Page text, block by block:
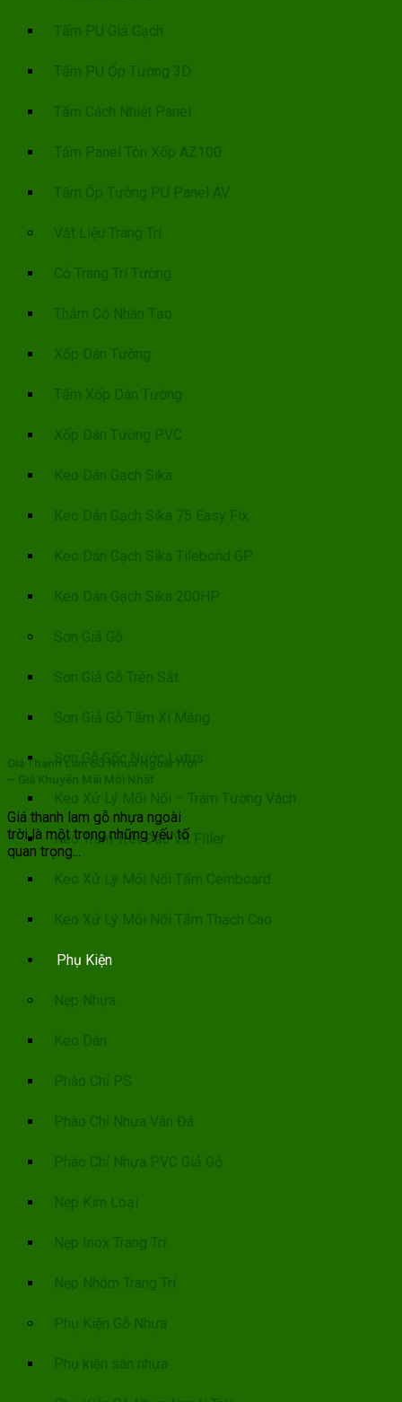
Tấm PU Giả Gạch
Tấm PU Ốp Tường 3D
Tấm Cách Nhiệt Panel
Tấm Panel Tôn Xốp AZ100
Tấm Ốp Tường PU Panel AV
Vật Liệu Trang Trí
Cỏ Trang Trí Tường
Thảm Cỏ Nhân Tạo
Xốp Dán Tường
Tấm Xốp Dán Tường
Xốp Dán Tường PVC
Keo Dán Gạch Sika
Keo Dán Gạch Sika 75 Easy Fix
Keo Dán Gạch Sika Tilebond GP
Keo Dán Gạch Sika 200HP
Sơn Giả Gỗ
Sơn Giả Gỗ Trên Sắt
Sơn Giả Gỗ Tấm Xi Măng
Sơn Gỗ Gốc Nước Lotus
Keo Xử Lý Mối Nối – Trám Tường Vách
Keo Trám Trét Đầu Vít Filler
Keo Xử Lý Mối Nối Tấm Cemboard
Keo Xử Lý Mối Nối Tấm Thạch Cao
Phụ Kiện
Nẹp Nhựa
Keo Dán
Phào Chỉ PS
Phào Chỉ Nhựa Vân Đá
Phào Chỉ Nhựa PVC Giả Gỗ
Nẹp Kim Loại
Nẹp Inox Trang Trí
Nẹp Nhôm Trang Trí
Phụ Kiện Gỗ Nhựa
Phụ kiện sàn nhựa
Giá Thanh Lam Gỗ Nhựa Ngoài Trời
– Giá Khuyến Mãi Mới Nhất
Giá thanh lam gỗ nhựa ngoài
trời là một trong những yếu tố
quan trọng...